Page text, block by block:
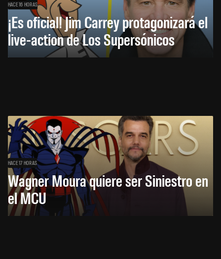
HACE 16 HORAS
¡Es oficial! Jim Carrey protagonizará el
live-action de Los Supersónicos
HACE 17 HORAS
Wagner Moura quiere ser Siniestro en
el MCU